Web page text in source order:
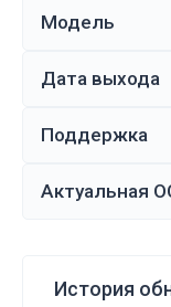
Модель
Дата выхода
Поддержка
Актуальная
История